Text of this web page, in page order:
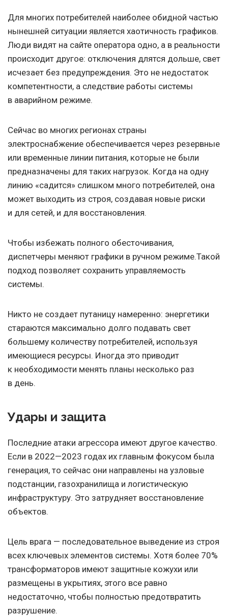
Для многих потребителей наиболее обидной частью
нынешней ситуации является хаотичность графиков.
Люди видят на сайте оператора одно, а в реальности
происходит другое: отключения длятся дольше, свет
исчезает без предупреждения. Это не недостаток
компетентности, а следствие работы системы
в аварийном режиме.
Сейчас во многих регионах страны
электроснабжение обеспечивается через резервные
или временные линии питания, которые не были
предназначены для таких нагрузок. Когда на одну
линию «садится» слишком много потребителей, она
может выходить из строя, создавая новые риски
и для сетей, и для восстановления.
Чтобы избежать полного обесточивания,
диспетчеры меняют графики в ручном режиме.Такой
подход позволяет сохранить управляемость
системы.
Никто не создает путаницу намеренно: энергетики
стараются максимально долго подавать свет
большему количеству потребителей, используя
имеющиеся ресурсы. Иногда это приводит
к необходимости менять планы несколько раз
в день.
Удары и защита
Последние атаки агрессора имеют другое качество.
Если в 2022—2023 годах их главным фокусом была
генерация, то сейчас они направлены на узловые
подстанции, газохранилища и логистическую
инфраструктуру. Это затрудняет восстановление
объектов.
Цель врага — последовательное выведение из строя
всех ключевых элементов системы. Хотя более 70%
трансформаторов имеют защитные кожухи или
размещены в укрытиях, этого все равно
недостаточно, чтобы полностью предотвратить
разрушение.